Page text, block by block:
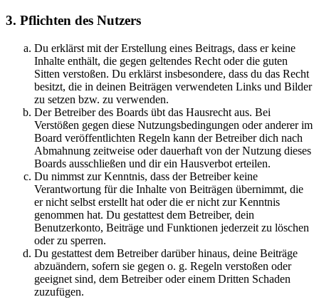
3. Pflichten des Nutzers
Du erklärst mit der Erstellung eines Beitrags, dass er keine
Inhalte enthält, die gegen geltendes Recht oder die guten
Sitten verstoßen. Du erklärst insbesondere, dass du das Recht
besitzt, die in deinen Beiträgen verwendeten Links und Bilder
zu setzen bzw. zu verwenden.
Der Betreiber des Boards übt das Hausrecht aus. Bei
Verstößen gegen diese Nutzungsbedingungen oder anderer im
Board veröffentlichten Regeln kann der Betreiber dich nach
Abmahnung zeitweise oder dauerhaft von der Nutzung dieses
Boards ausschließen und dir ein Hausverbot erteilen.
Du nimmst zur Kenntnis, dass der Betreiber keine
Verantwortung für die Inhalte von Beiträgen übernimmt, die
er nicht selbst erstellt hat oder die er nicht zur Kenntnis
genommen hat. Du gestattest dem Betreiber, dein
Benutzerkonto, Beiträge und Funktionen jederzeit zu löschen
oder zu sperren.
Du gestattest dem Betreiber darüber hinaus, deine Beiträge
abzuändern, sofern sie gegen o. g. Regeln verstoßen oder
geeignet sind, dem Betreiber oder einem Dritten Schaden
zuzufügen.